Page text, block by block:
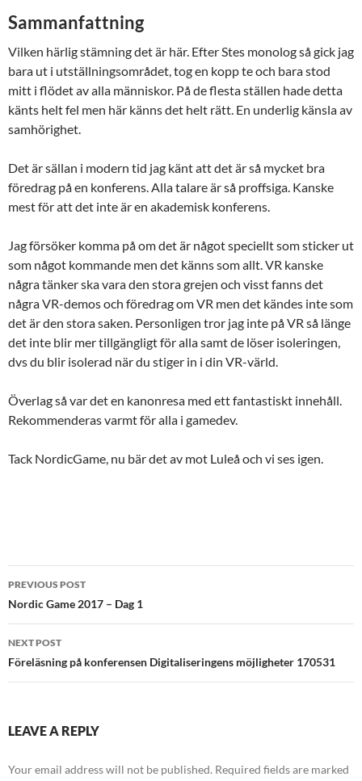
Sammanfattning
Vilken härlig stämning det är här. Efter Stes monolog så gick jag
bara ut i utställningsområdet, tog en kopp te och bara stod
mitt i flödet av alla människor. På de flesta ställen hade detta
känts helt fel men här känns det helt rätt. En underlig känsla av
samhörighet.
Det är sällan i modern tid jag känt att det är så mycket bra
föredrag på en konferens. Alla talare är så proffsiga. Kanske
mest för att det inte är en akademisk konferens.
Jag försöker komma på om det är något speciellt som sticker ut
som något kommande men det känns som allt. VR kanske
några tänker ska vara den stora grejen och visst fanns det
några VR-demos och föredrag om VR men det kändes inte som
det är den stora saken. Personligen tror jag inte på VR så länge
det inte blir mer tillgängligt för alla samt de löser isoleringen,
dvs du blir isolerad när du stiger in i din VR-värld.
Överlag så var det en kanonresa med ett fantastiskt innehåll.
Rekommenderas varmt för alla i gamedev.
Tack NordicGame, nu bär det av mot Luleå och vi ses igen.
Post
navigation
PREVIOUS POST
Nordic Game 2017 – Dag 1
NEXT POST
Föreläsning på konferensen Digitaliseringens möjligheter 170531
LEAVE A REPLY
Your email address will not be published. Required fields are marked